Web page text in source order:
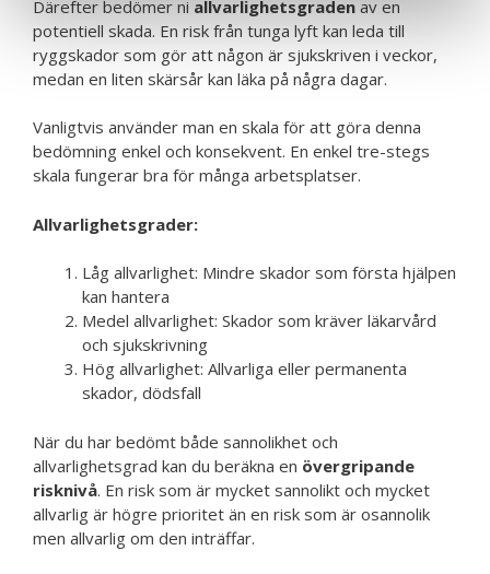
Därefter bedömer ni allvarlighetsgraden av en
potentiell skada. En risk från tunga lyft kan leda till
ryggskador som gör att någon är sjukskriven i veckor,
medan en liten skärsår kan läka på några dagar.
Vanligtvis använder man en skala för att göra denna
bedömning enkel och konsekvent. En enkel tre-stegs
skala fungerar bra för många arbetsplatser.
Allvarlighetsgrader:
Låg allvarlighet: Mindre skador som första hjälpen
kan hantera
Medel allvarlighet: Skador som kräver läkarvård
och sjukskrivning
Hög allvarlighet: Allvarliga eller permanenta
skador, dödsfall
När du har bedömt både sannolikhet och
allvarlighetsgrad kan du beräkna en övergripande
risknivå. En risk som är mycket sannolikt och mycket
allvarlig är högre prioritet än en risk som är osannolik
men allvarlig om den inträffar.